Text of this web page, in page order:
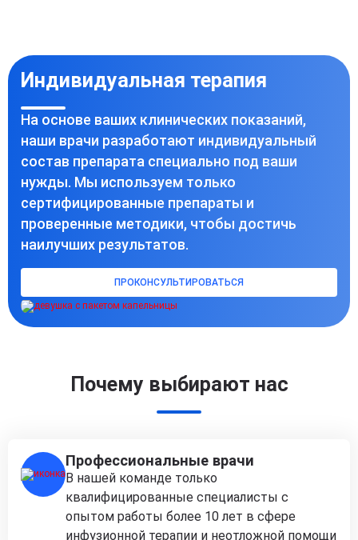
Индивидуальная терапия
На основе ваших клинических показаний,
наши врачи разработают индивидуальный
состав препарата специально под ваши
нужды. Мы используем только
сертифицированные препараты и
проверенные методики, чтобы достичь
наилучших результатов.
ПРОКОНСУЛЬТИРОВАТЬСЯ
Почему выбирают нас
Профессиональные врачи
В нашей команде только
квалифицированные специалисты с
опытом работы более 10 лет в сфере
инфузионной терапии и неотложной помощи